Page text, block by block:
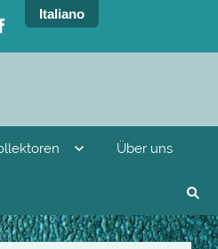
Über uns
Italiano